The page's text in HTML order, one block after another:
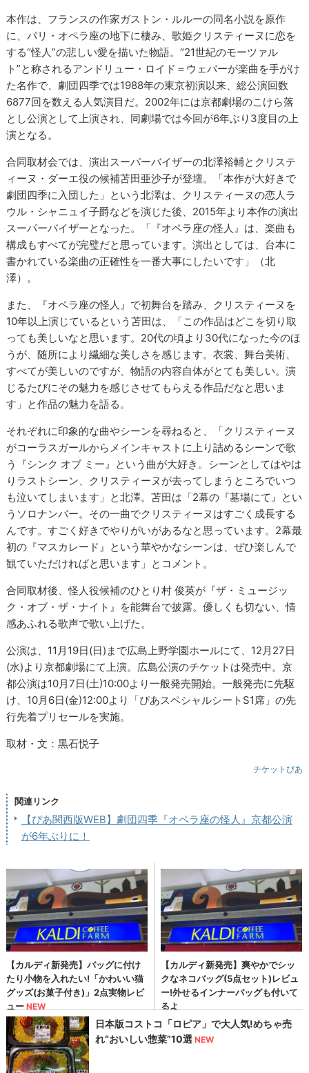
本作は、フランスの作家ガストン・ルルーの同名小説を原作
に、パリ・オペラ座の地下に棲み、歌姫クリスティーヌに恋を
する“怪人”の悲しい愛を描いた物語。“21世紀のモーツァル
ト”と称されるアンドリュー・ロイド＝ウェバーが楽曲を手がけ
た名作で、劇団四季では1988年の東京初演以来、総公演回数
6877回を数える人気演目だ。2002年には京都劇場のこけら落
とし公演として上演され、同劇場では今回が6年ぶり3度目の上
演となる。
合同取材会では、演出スーパーバイザーの北澤裕輔とクリステ
ィーヌ・ダーエ役の候補苫田亜沙子が登壇。「本作が大好きで
劇団四季に入団した」という北澤は、クリスティーヌの恋人ラ
ウル・シャニュイ子爵などを演じた後、2015年より本作の演出
スーパーバイザーとなった。「『オペラ座の怪人』は、楽曲も
構成もすべてが完璧だと思っています。演出としては、台本に
書かれている楽曲の正確性を一番大事にしたいです」（北
澤）。
また、『オペラ座の怪人』で初舞台を踏み、クリスティーヌを
10年以上演じているという苫田は、「この作品はどこを切り取
っても美しいなと思います。20代の頃より30代になった今のほ
うが、随所により繊細な美しさを感じます。衣裳、舞台美術、
すべてが美しいのですが、物語の内容自体がとても美しい。演
じるたびにその魅力を感じさせてもらえる作品だなと思いま
す」と作品の魅力を語る。
それぞれに印象的な曲やシーンを尋ねると、「クリスティーヌ
がコーラスガールからメインキャストに上り詰めるシーンで歌
う『シンク オブ ミー』という曲が大好き。シーンとしてはやは
りラストシーン、クリスティーヌが去ってしまうところでいつ
も泣いてしまいます」と北澤。苫田は「2幕の『墓場にて』とい
うソロナンバー。その一曲でクリスティーヌはすごく成長する
んです。すごく好きでやりがいがあるなと思っています。2幕最
初の『マスカレード』という華やかなシーンは、ぜひ楽しんで
観ていただければと思います」とコメント。
合同取材後、怪人役候補のひとり村 俊英が『ザ・ミュージッ
ク・オブ・ザ・ナイト』を能舞台で披露。優しくも切ない、情
感あふれる歌声で歌い上げた。
公演は、11月19日(日)まで広島上野学園ホールにて、12月27日
(水)より京都劇場にて上演。広島公演のチケットは発売中。京
都公演は10月7日(土)10:00より一般発売開始。一般発売に先駆
け、10月6日(金)12:00より「ぴあスペシャルシートS1席」の先
行先着プリセールを実施。
取材・文：黒石悦子
チケットぴあ
関連リンク
【ぴあ関西版WEB】劇団四季『オペラ座の怪人』京都公演
が6年ぶりに！